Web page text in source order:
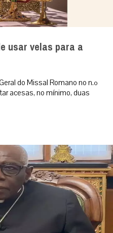
usar velas para a
do Missal Romano no n.º
acesas, no mínimo, duas